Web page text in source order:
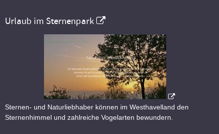
Urlaub im Sternenpark
Sternen- und Naturliebhaber können im Westhavelland den
Sternenhimmel und zahlreiche Vogelarten bewundern.